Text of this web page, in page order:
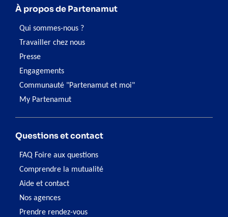
À propos de Partenamut
Qui sommes-nous ?
Travailler chez nous
Presse
Engagements
Communauté "Partenamut et moi"
My Partenamut
Questions et contact
FAQ Foire aux questions
Comprendre la mutualité
Aide et contact
Nos agences
Prendre rendez-vous